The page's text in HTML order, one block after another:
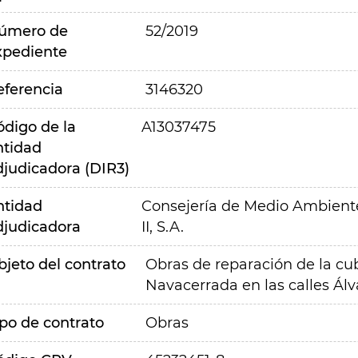
de
52/2019
3146320
de la
(DIR3)
A13037475
Consejería de Medio
II, S.A.
del contrato
Obras de reparación de la
Navacerrada en las calles
de contrato Obras